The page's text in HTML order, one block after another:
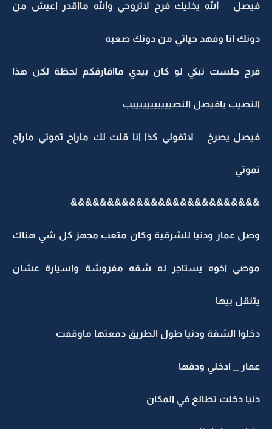
_ الله يخليك فرح لاتروحي والله مااقدر اعيش من
انا وفهد حياتي من دونك صعبه
جلست تبكي لو كان بيدي ماافارقكم لحظة لكن هذا
يافيصل النصيييييييييييب
يصرخ _ لاتقولي كذا انا قلت لك ماراح تموتي ماراح
عمار ودنيا للشرقية وكان متعب مجهز كل شي هناك
اخوه يستاجر له شقه مفروشة واسيارة عشان
بيها
الشقة ودنيا طول الطريق دمعتها ماوقفت
_ ادخلي ودفها
دخلت تطالع في المكان